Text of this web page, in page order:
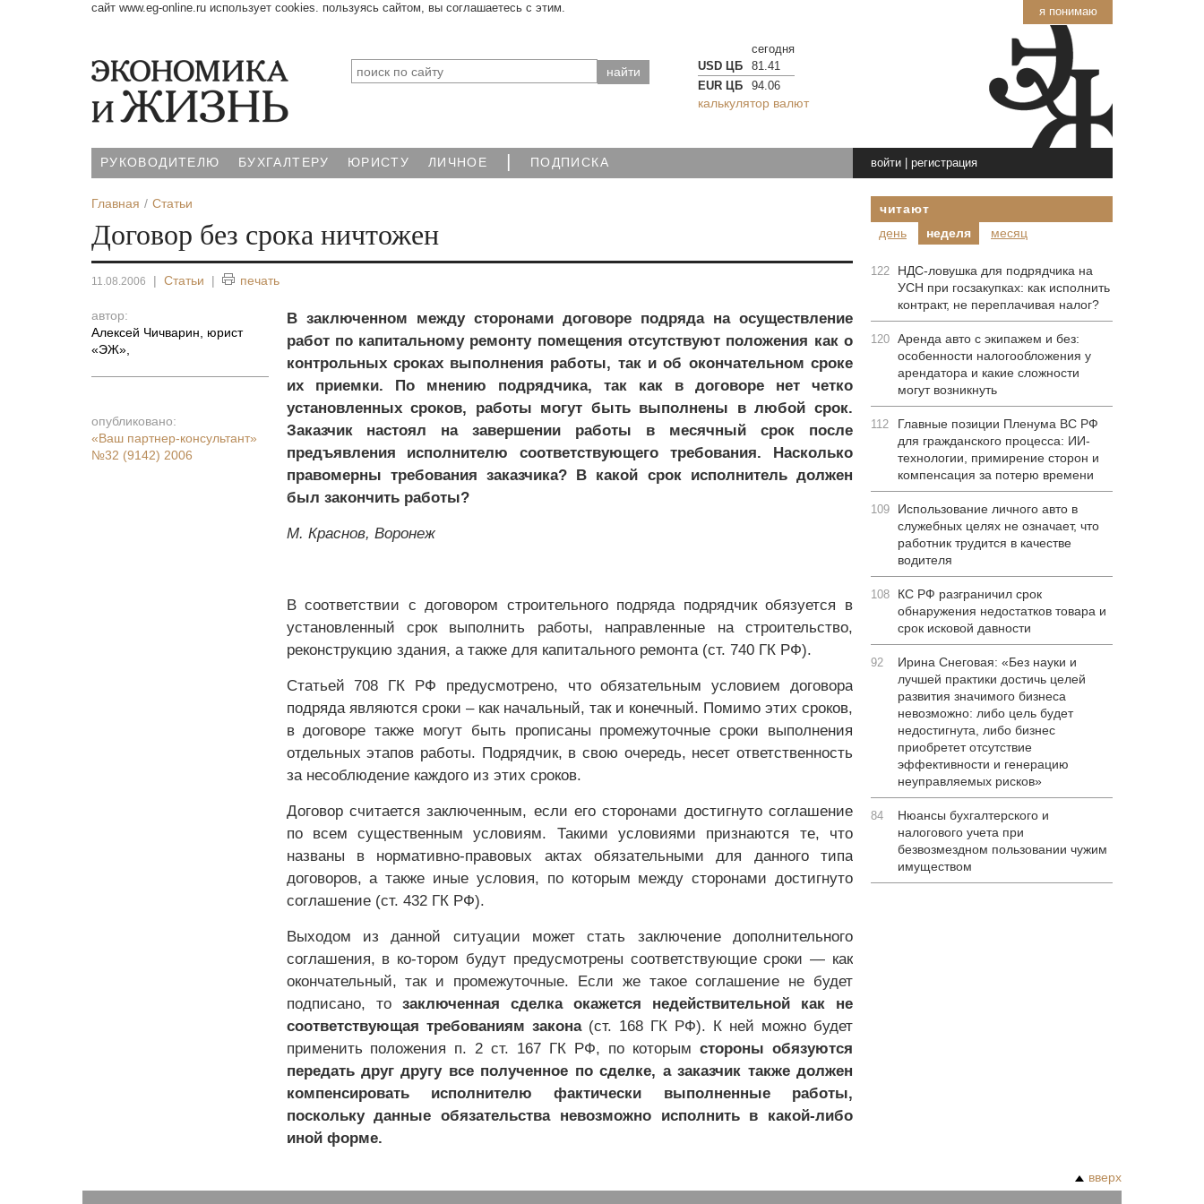
я понимаю
сайт www.eg-online.ru использует cookies. пользуясь сайтом, вы соглашаетесь с этим.
сегодня
USD ЦБ
81.41
EUR ЦБ
94.06
калькулятор валют
РУКОВОДИТЕЛЮ БУХГАЛТЕРУ ЮРИСТУ ЛИЧНОЕ | ПОДПИСКА войти| регистрация
Главная Статьи
Договор без срока ничтожен
11.08.2006 | Статьи | печать
автор:
Алексей Чичварин, юрист
«ЭЖ»
опубликовано:
«Ваш партнер-консультант»
№32 (9142) 2006
В заключенном между сторонами договоре подряда на осуществление
работ по капитальному ремонту помещения отсутствуют положения как о
контрольных сроках выполнения работы, так и об окончательном сроке
их приемки. По мнению подрядчика, так как в договоре нет четко
установленных сроков, работы могут быть выполнены в любой срок.
Заказчик настоял на завершении работы в месячный срок после
предъявления исполнителю соответствующего требования. Насколько
правомерны требования заказчика? В какой срок исполнитель должен
был закончить работы?
М. Краснов, Воронеж
В соответствии с договором строительного подряда подрядчик обязуется в
установленный срок выполнить работы, направленные на строительство,
реконструкцию здания, а также для капитального ремонта (ст. 740 ГК РФ).
Статьей 708 ГК РФ предусмотрено, что обязательным условием договора
подряда являются сроки – как начальный, так и конечный. Помимо этих сроков,
в договоре также могут быть прописаны промежуточные сроки выполнения
отдельных этапов работы. Подрядчик, в свою очередь, несет ответственность
за несоблюдение каждого из этих сроков.
Договор считается заключенным, если его сторонами достигнуто соглашение
по всем существенным условиям. Такими условиями признаются те, что
названы в нормативно-правовых актах обязательными для данного типа
договоров, а также иные условия, по которым между сторонами достигнуто
соглашение (ст. 432 ГК РФ).
Выходом из данной ситуации может стать заключение дополнительного
соглашения, в ко-тором будут предусмотрены соответствующие сроки — как
окончательный, так и промежуточные. Если же такое соглашение не будет
подписано, то заключенная сделка окажется недействительной как не
соответствующая требованиям закона(ст. 168 ГК РФ). К ней можно будет
применить положения п. 2 ст. 167 ГК РФ, по которымстороны обязуются
передать друг другу все полученное по сделке, а заказчик также должен
компенсировать исполнителю фактически выполненные работы,
поскольку данные обязательства невозможно исполнить в какой-либо
иной форме.
читают
день
неделя месяц
122
НДС-ловушка для подрядчика на
УСН при госзакупках: как исполнить
контракт, не переплачивая налог?
120 Аренда авто с экипажем и без:
особенности налогообложения у
арендатора и какие сложности
могут возникнуть
112
Главные позиции Пленума ВС РФ
для гражданского процесса: ИИ-
технологии, примирение сторон и
компенсация за потерю времени
109
Использование личного авто в
служебных целях не означает, что
работник трудится в качестве
водителя
108
КС РФ разграничил срок
обнаружения недостатков товара и
срок исковой давности
92
Ирина Снеговая: «Без науки и
лучшей практики достичь целей
развития значимого бизнеса
невозможно: либо цель будет
недостигнута, либо бизнес
приобретет отсутствие
эффективности и генерацию
неуправляемых рисков»
84
Нюансы бухгалтерского и
налогового учета при
безвозмездном пользовании чужим
имуществом
вверх